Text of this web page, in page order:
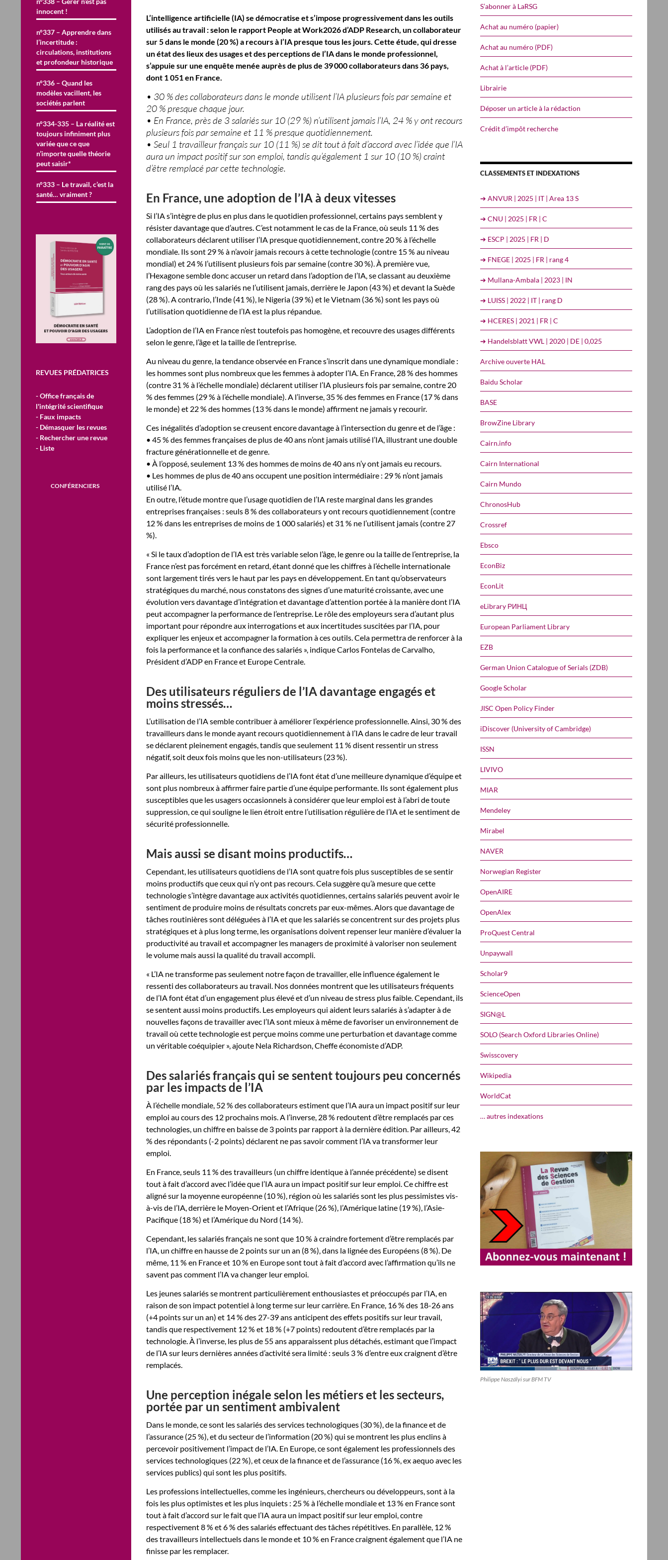
L’intelligence artificielle (IA) se démocratise et s’impose progressivement dans les outils
utilisés au travail : selon le rapport People at Work2026 d’ADP Research, un collaborateur
sur 5 dans le monde (20 %) a recours à l’IA presque tous les jours. Cette étude, qui dresse
un état des lieux des usages et des perceptions de l’IA dans le monde professionnel,
s’appuie sur une enquête menée auprès de plus de 39 000 collaborateurs dans 36 pays,
dont 1 051 en France.
• 30 % des collaborateurs dans le monde utilisent l’IA plusieurs fois par semaine et
20 % presque chaque jour.
• En France, près de 3 salariés sur 10 (29 %) n’utilisent jamais l’IA, 24 % y ont recours
plusieurs fois par semaine et 11 % presque quotidiennement.
• Seul 1 travailleur français sur 10 (11 %) se dit tout à fait d’accord avec l’idée que l’IA
aura un impact positif sur son emploi, tandis qu’également 1 sur 10 (10 %) craint
d’être remplacé par cette technologie.
En France, une adoption de l’IA à deux vitesses
Si l’IA s’intègre de plus en plus dans le quotidien professionnel, certains pays semblent y
résister davantage que d’autres. C’est notamment le cas de la France, où seuls 11 % des
collaborateurs déclarent utiliser l’IA presque quotidiennement, contre 20 % à l’échelle
mondiale. Ils sont 29 % à n’avoir jamais recours à cette technologie (contre 15 % au niveau
mondial) et 24 % l’utilisent plusieurs fois par semaine (contre 30 %). À première vue,
l’Hexagone semble donc accuser un retard dans l’adoption de l’IA, se classant au deuxième
rang des pays où les salariés ne l’utilisent jamais, derrière le Japon (43 %) et devant la Suède
(28 %). A contrario, l’Inde (41 %), le Nigeria (39 %) et le Vietnam (36 %) sont les pays où
l’utilisation quotidienne de l’IA est la plus répandue.
L’adoption de l’IA en France n’est toutefois pas homogène, et recouvre des usages différents
selon le genre, l’âge et la taille de l’entreprise.
Au niveau du genre, la tendance observée en France s’inscrit dans une dynamique mondiale :
les hommes sont plus nombreux que les femmes à adopter l’IA. En France, 28 % des hommes
(contre 31 % à l’échelle mondiale) déclarent utiliser l’IA plusieurs fois par semaine, contre 20
% des femmes (29 % à l’échelle mondiale). A l’inverse, 35 % des femmes en France (17 % dans
le monde) et 22 % des hommes (13 % dans le monde) affirment ne jamais y recourir.
Ces inégalités d’adoption se creusent encore davantage à l’intersection du genre et de l’âge :
• 45 % des femmes françaises de plus de 40 ans n’ont jamais utilisé l’IA, illustrant une double
fracture générationnelle et de genre.
• À l’opposé, seulement 13 % des hommes de moins de 40 ans n’y ont jamais eu recours.
• Les hommes de plus de 40 ans occupent une position intermédiaire : 29 % n’ont jamais
utilisé l’IA.
En outre, l’étude montre que l’usage quotidien de l’IA reste marginal dans les grandes
entreprises françaises : seuls 8 % des collaborateurs y ont recours quotidiennement (contre
12 % dans les entreprises de moins de 1 000 salariés) et 31 % ne l’utilisent jamais (contre 27
%).
« Si le taux d’adoption de l’IA est très variable selon l’âge, le genre ou la taille de l’entreprise, la
France n’est pas forcément en retard, étant donné que les chiffres à l’échelle internationale
sont largement tirés vers le haut par les pays en développement. En tant qu’observateurs
stratégiques du marché, nous constatons des signes d’une maturité croissante, avec une
évolution vers davantage d’intégration et davantage d’attention portée à la manière dont l’IA
peut accompagner la performance de l’entreprise. Le rôle des employeurs sera d’autant plus
important pour répondre aux interrogations et aux incertitudes suscitées par l’IA, pour
expliquer les enjeux et accompagner la formation à ces outils. Cela permettra de renforcer à la
fois la performance et la confiance des salariés », indique Carlos Fontelas de Carvalho,
Président d’ADP en France et Europe Centrale.
Des utilisateurs réguliers de l’IA davantage engagés et
moins stressés…
L’utilisation de l’IA semble contribuer à améliorer l’expérience professionnelle. Ainsi, 30 % des
travailleurs dans le monde ayant recours quotidiennement à l’IA dans le cadre de leur travail
se déclarent pleinement engagés, tandis que seulement 11 % disent ressentir un stress
négatif, soit deux fois moins que les non-utilisateurs (23 %).
Par ailleurs, les utilisateurs quotidiens de l’IA font état d’une meilleure dynamique d’équipe et
sont plus nombreux à affirmer faire partie d’une équipe performante. Ils sont également plus
susceptibles que les usagers occasionnels à considérer que leur emploi est à l’abri de toute
suppression, ce qui souligne le lien étroit entre l’utilisation régulière de l’IA et le sentiment de
sécurité professionnelle.
Mais aussi se disant moins productifs…
Cependant, les utilisateurs quotidiens de l’IA sont quatre fois plus susceptibles de se sentir
moins productifs que ceux qui n’y ont pas recours. Cela suggère qu’à mesure que cette
technologie s’intègre davantage aux activités quotidiennes, certains salariés peuvent avoir le
sentiment de produire moins de résultats concrets par eux-mêmes. Alors que davantage de
tâches routinières sont déléguées à l’IA et que les salariés se concentrent sur des projets plus
stratégiques et à plus long terme, les organisations doivent repenser leur manière d’évaluer la
productivité au travail et accompagner les managers de proximité à valoriser non seulement
le volume mais aussi la qualité du travail accompli.
« L’IA ne transforme pas seulement notre façon de travailler, elle influence également le
ressenti des collaborateurs au travail. Nos données montrent que les utilisateurs fréquents
de l’IA font état d’un engagement plus élevé et d’un niveau de stress plus faible. Cependant, ils
se sentent aussi moins productifs. Les employeurs qui aident leurs salariés à s’adapter à de
nouvelles façons de travailler avec l’IA sont mieux à même de favoriser un environnement de
travail où cette technologie est perçue moins comme une perturbation et davantage comme
un véritable coéquipier », ajoute Nela Richardson, Cheffe économiste d’ADP.
Des salariés français qui se sentent toujours peu concernés
par les impacts de l’IA
À l’échelle mondiale, 52 % des collaborateurs estiment que l’IA aura un impact positif sur leur
emploi au cours des 12 prochains mois. A l’inverse, 28 % redoutent d’être remplacés par ces
technologies, un chiffre en baisse de 3 points par rapport à la dernière édition. Par ailleurs, 42
% des répondants (-2 points) déclarent ne pas savoir comment l’IA va transformer leur
emploi.
En France, seuls 11 % des travailleurs (un chiffre identique à l’année précédente) se disent
tout à fait d’accord avec l’idée que l’IA aura un impact positif sur leur emploi. Ce chiffre est
aligné sur la moyenne européenne (10 %), région où les salariés sont les plus pessimistes vis-
à-vis de l’IA, derrière le Moyen-Orient et l’Afrique (26 %), l’Amérique latine (19 %), l’Asie-
Pacifique (18 %) et l’Amérique du Nord (14 %).
Cependant, les salariés français ne sont que 10 % à craindre fortement d’être remplacés par
l’IA, un chiffre en hausse de 2 points sur un an (8 %), dans la lignée des Européens (8 %). De
même, 11 % en France et 10 % en Europe sont tout à fait d’accord avec l’affirmation qu’ils ne
savent pas comment l’IA va changer leur emploi.
Les jeunes salariés se montrent particulièrement enthousiastes et préoccupés par l’IA, en
raison de son impact potentiel à long terme sur leur carrière. En France, 16 % des 18-26 ans
(+4 points sur un an) et 14 % des 27-39 ans anticipent des effets positifs sur leur travail,
tandis que respectivement 12 % et 18 % (+7 points) redoutent d’être remplacés par la
technologie. À l’inverse, les plus de 55 ans apparaissent plus détachés, estimant que l’impact
de l’IA sur leurs dernières années d’activité sera limité : seuls 3 % d’entre eux craignent d’être
remplacés.
Une perception inégale selon les métiers et les secteurs,
portée par un sentiment ambivalent
Dans le monde, ce sont les salariés des services technologiques (30 %), de la finance et de
l’assurance (25 %), et du secteur de l’information (20 %) qui se montrent les plus enclins à
percevoir positivement l’impact de l’IA. En Europe, ce sont également les professionnels des
services technologiques (22 %), et ceux de la finance et de l’assurance (16 %, ex aequo avec les
services publics) qui sont les plus positifs.
Les professions intellectuelles, comme les ingénieurs, chercheurs ou développeurs, sont à la
fois les plus optimistes et les plus inquiets : 25 % à l’échelle mondiale et 13 % en France sont
tout à fait d’accord sur le fait que l’IA aura un impact positif sur leur emploi, contre
respectivement 8 % et 6 % des salariés effectuant des tâches répétitives. En parallèle, 12 %
des travailleurs intellectuels dans le monde et 10 % en France craignent également que l’IA ne
finisse par les remplacer.
S’abonner à LaRSG
Achat au numéro (papier)
Achat au numéro (PDF)
Achat à l’article (PDF)
Librairie
Déposer un article à la rédaction
Crédit d’impôt recherche
CLASSEMENTS ET INDEXATIONS
➔ ANVUR | 2025 | IT | Area 13 S
➔ CNU | 2025 | FR | C
➔ ESCP | 2025 | FR | D
➔ FNEGE | 2025 | FR | rang 4
➔ Mullana-Ambala | 2023 | IN
➔ LUISS | 2022 | IT | rang D
➔ HCERES | 2021 | FR | C
➔ Handelsblatt VWL | 2020 | DE | 0,025
Archive ouverte HAL
Baidu Scholar
BASE
BrowZine Library
Cairn.info
Cairn International
Cairn Mundo
ChronosHub
Crossref
Ebsco
EconBiz
EconLit
eLibrary РИНЦ
European Parliament Library
EZB
German Union Catalogue of Serials (ZDB)
Google Scholar
JISC Open Policy Finder
iDiscover (University of Cambridge)
ISSN
LIVIVO
MIAR
Mendeley
Mirabel
NAVER
Norwegian Register
OpenAIRE
OpenAlex
ProQuest Central
Unpaywall
Scholar9
ScienceOpen
SIGN@L
SOLO (Search Oxford Libraries Online)
Swisscovery
Wikipedia
WorldCat
… autres indexations
Philippe Naszályi sur BFM TV
innocent !
n°337 – Apprendre dans
l’incertitude :
circulations, institutions
et profondeur historique
n°336 – Quand les
modèles vacillent, les
sociétés parlent
n°334-335 – La réalité est
toujours infiniment plus
variée que ce que
n’importe quelle théorie
peut saisir*
n°333 – Le travail, c’est la
santé… vraiment ?
REVUES PRÉDATRICES
- Office français de
l'intégrité scientifique
- Faux impacts
- Démasquer les revues
- Rechercher une revue
- Liste
CONFÉRENCIERS